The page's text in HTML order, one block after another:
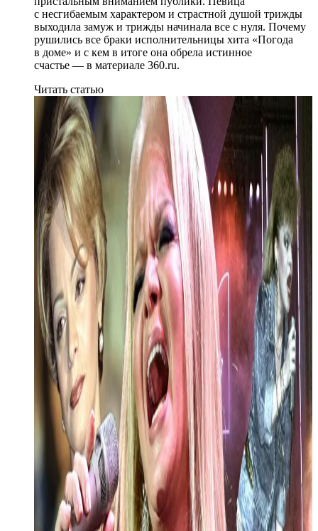
с несгибаемым характером и страстной душой трижды
выходила замуж и трижды начинала все с нуля. Почему
рушились все браки исполнительницы хита «Погода
в доме» и с кем в итоге она обрела истинное
счастье — в материале 360.ru.
Читать статью